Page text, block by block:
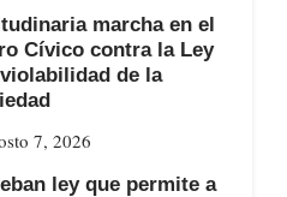
marcha en el
Cívico contra la Ley
de la
7, 2026
ley que permite a